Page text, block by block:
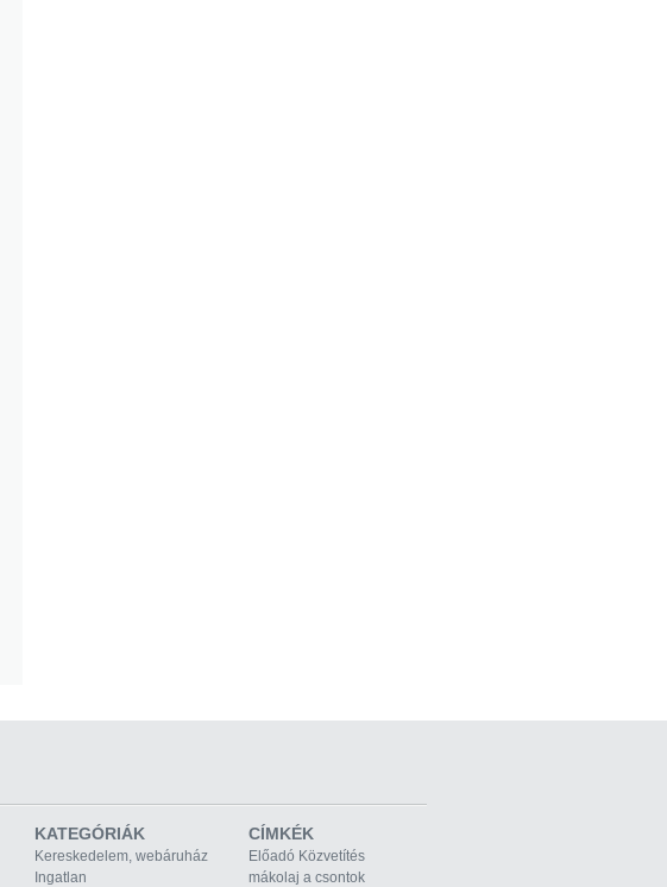
KATEGÓRIÁK
Kereskedelem, webáruház
Ingatlan
CÍMKÉK
Előadó Közvetítés
mákolaj a csontok